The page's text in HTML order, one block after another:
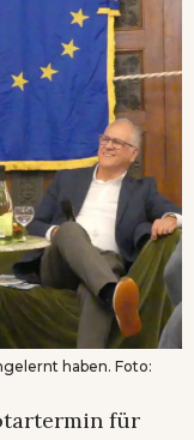
haben. Foto:
für